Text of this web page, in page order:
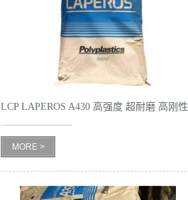
LCP LAPEROS A430 高强度 超耐磨 高刚性
MORE >